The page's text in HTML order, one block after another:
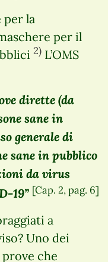
per la
per il
2) L’OMS
dirette (da
sane in
generale di
sane in pubblico
da virus
19” [Cap. 2, pag. 6]
a
Uno dei
che